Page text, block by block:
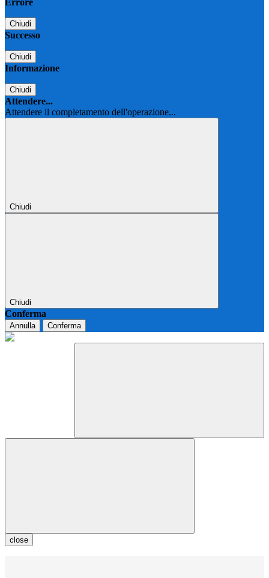
Errore
Chiudi
Successo
Chiudi
Informazione
Chiudi
Attendere...
Attendere il completamento dell'operazione...
Chiudi
Chiudi
Conferma
Annulla Conferma
close